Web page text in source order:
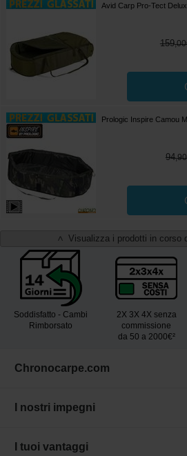
Avid Carp Pro-Tect
159,00
Prologic Inspire Camou
94,90
< Visualizza i prodotti in corso
Soddisfatto - Cambi
Rimborsato
2X 3X 4X senza
commissione
da 50 a 2000€²
Chronocarpe.com
I nostri impegni
I tuoi vantaggi